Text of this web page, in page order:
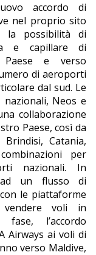
accordo di
nel proprio sito
la possibilità di
e capillare di
e verso
di aeroporti
dal sud. Le
Neos e
collaborazione
Paese, così da
Catania,
per
nazionali. In
ad un flusso di
le piattaforme
voli in
l’accordo
Airways ai voli di
verso Maldive,